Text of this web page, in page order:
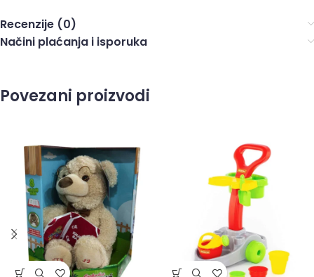
Recenzije (0)
Načini plaćanja i isporuka
Povezani proizvodi